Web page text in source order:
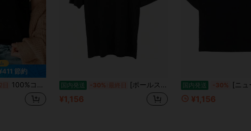
節約
日 100%コットン製の女性用ショート丈Tシャツ。バララファ帽の柄がプリントされており、ゆったりとしたシルエット。ファッショナブルなレディースウェア、春夏向け。 国内発送 -30% 最終日 [ポールスミス] Tシャツ メンズ Happy 半袖 242524 965XE [並行輸入品].
¥1,156
国内発送 -30% [ニューエラ] 半袖Tシャ
¥1,156